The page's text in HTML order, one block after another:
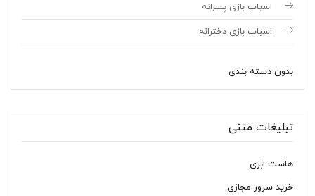
اسباب بازی پسرانه
اسباب بازی دخترانه
بدون دسته بندی
تبلیغات متنی
هاست ابری
خرید سرور مجازی